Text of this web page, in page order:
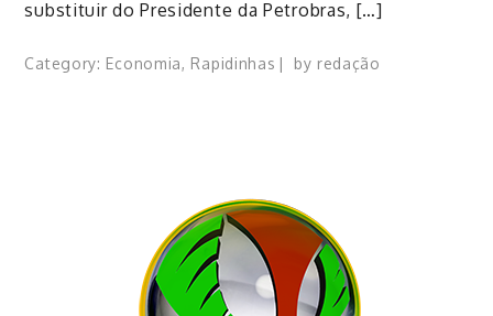
substituir do Presidente da Petrobras, […]
Category: Economia, Rapidinhas by redação